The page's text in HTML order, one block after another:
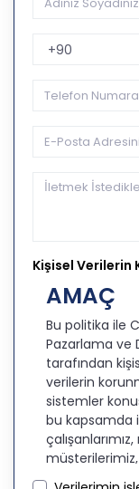
Telefon Kodu
Kişisel Verilerin
AMAÇ
Bu politika ile
Pazarlama ve
tarafından
verilerin
sistemler
bu kapsamda
müşterilerimiz,